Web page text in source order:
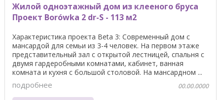
Жилой одноэтажный дом из клееного бруса
Проект Borówka 2 dr-S - 113 м2
Характеристика проекта Beta 3: Современный дом с
мансардой для семьи из 3-4 человек. На первом этаже
представительный зал с открытой лестницей, спальня с
двумя гардеробными комнатами, кабинет, ванная
комната и кухня с большой столовой. На мансардном ...
подробнее 00.00.0000